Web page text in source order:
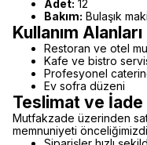
Adet: 12
Bakım: Bulaşık
Kullanım Alanları
Restoran ve otel
Kafe ve bistro
Profesyonel
Ev sofra düzeni
Teslimat ve İade
Mutfakzade üzerinden
memnuniyeti